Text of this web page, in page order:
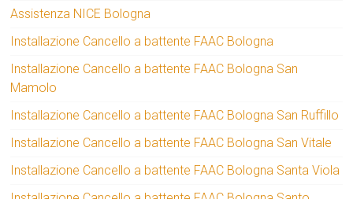
Assistenza NICE Bologna
Installazione Cancello a battente FAAC Bologna
Installazione Cancello a battente FAAC Bologna San
Mamolo
Installazione Cancello a battente FAAC Bologna San Ruffillo
Installazione Cancello a battente FAAC Bologna San Vitale
Installazione Cancello a battente FAAC Bologna Santa Viola